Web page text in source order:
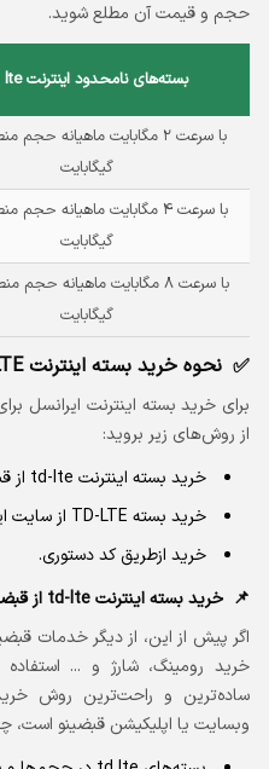
حجم و قیمت آن مطلع شوید.
بسته‌‌های نامحدود اینترنت td lte
گیگابایت
گیگابایت
گیگابایت
نحوه خرید بسته اینترنت TD-LTE ثابت
از روش‌های زیر بروید:
خرید بسته اینترنت td-lte از قبضینو؛
خرید بسته TD-LTE از سایت ایرانسل؛
خرید ازطریق کد دستوری.
خرید بسته اینترنت td-lte از قبضینو
اگر پیش از این، از دیگر خدمات
خرید رومینگ، شارژ ‌و ...
وبسایت یا اپلیکیشن قبضینو است،